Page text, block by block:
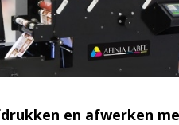
en afwerken